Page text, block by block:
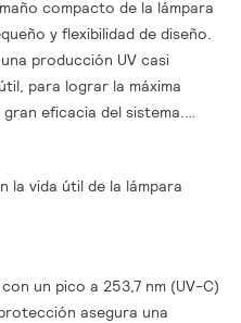
compacto de la lámpara
y flexibilidad de diseño.
producción UV casi
para lograr la máxima
eficacia del sistema.
la vida útil de la lámpara
un pico a 253,7 nm (UV-C)
asegura una